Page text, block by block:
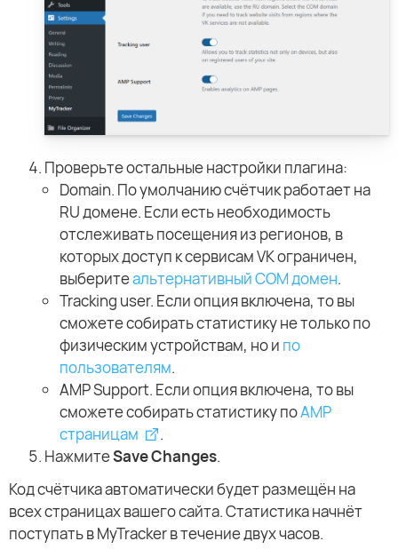
Проверьте остальные настройки плагина:
Domain. По умолчанию счётчик работает на
RU домене. Если есть необходимость
отслеживать посещения из регионов, в
которых доступ к сервисам VK ограничен,
выберитеальтернативный COM домен.
Tracking user. Если опция включена, то вы
сможете собирать статистику не только по
физическим устройствам, но и по
пользователям.
AMP Support. Если опция включена, то вы
сможете собирать статистику поAMP
страницам
.
НажмитеSave Changes.
Код счётчика автоматически будет размещён на
всех страницах вашего сайта. Статистика начнёт
поступать в MyTracker в течение двух часов.